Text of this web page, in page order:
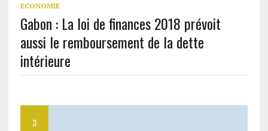
ECONOMIE
Gabon : La loi de finances 2018 prévoit
aussi le remboursement de la dette
intérieure
3